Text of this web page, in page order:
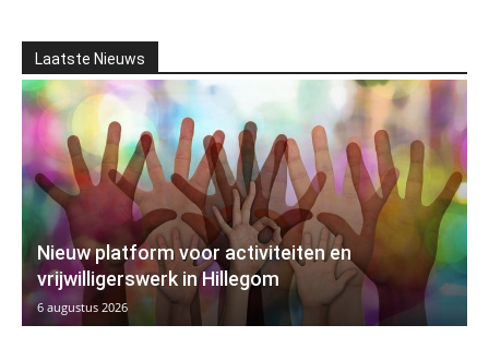
Laatste Nieuws
Nieuw platform voor activiteiten en
vrijwilligerswerk in Hillegom
6 augustus 2026